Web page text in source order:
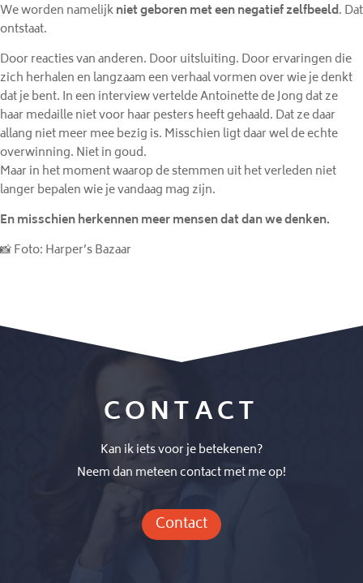
We worden namelijkniet geboren met een negatief zelfbeeld. Dat
ontstaat.
Door reacties van anderen. Door uitsluiting. Door ervaringen die
zich herhalen en langzaam een verhaal vormen over wie je denkt
dat je bent. In een interview vertelde Antoinette de Jong dat ze
haar medaille niet voor haar pesters heeft gehaald. Dat ze daar
allang niet meer mee bezig is. Misschien ligt daar wel de echte
overwinning. Niet in goud.
Maar in het moment waarop de stemmen uit het verleden niet
langer bepalen wie je vandaag mag zijn.
En misschien herkennen meer mensen dat dan we denken.
📸 Foto: Harper’s Bazaar
CONTACT
Kan ik iets voor je betekenen?
Neem dan meteen contact met me op!
Contact